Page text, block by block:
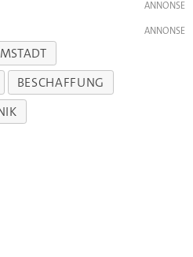
BESCHAFFUNG